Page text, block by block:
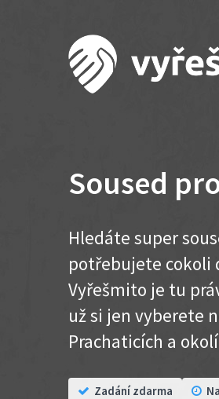
Soused
Hledáte super
potřebujete cokoli
Vyřešmito je tu
už si jen vyberete
Prachaticích a
Zadání zdarma